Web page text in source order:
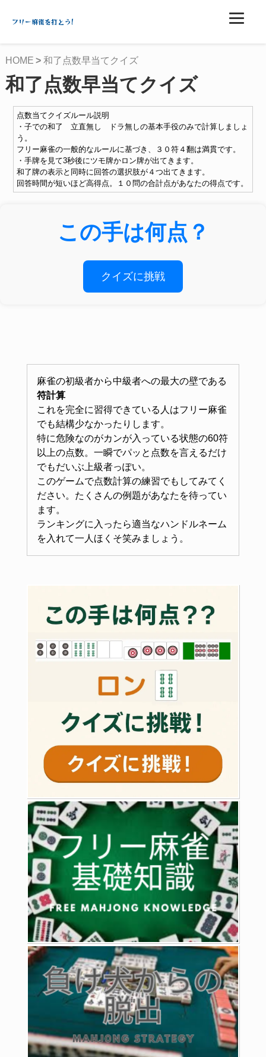
フリー麻雀を打とう!
HOME 和了点数早当てクイズ
和了点数早当てクイズ
点数当てクイズルール説明
・子での和了 立直無し ドラ無しの基本手役のみで計算しましょ
う。
フリー麻雀の一般的なルールに基づき、３０符４翻は満貫です。
・手牌を見て3秒後にツモ牌かロン牌が出てきます。
和了牌の表示と同時に回答の選択肢が４つ出てきます。
回答時間が短いほど高得点。１０問の合計点があなたの得点です。
この手は何点？
クイズに挑戦
麻雀の初級者から中級者への最大の壁である
符計算
これを完全に習得できている人はフリー麻雀
でも結構少なかったりします。
特に危険なのがカンが入っている状態の60符
以上の点数。一瞬でパッと点数を言えるだけ
でもだいぶ上級者っぽい。
このゲームで点数計算の練習でもしてみてく
ださい。たくさんの例題があなたを待ってい
ます。
ランキングに入ったら適当なハンドルネーム
を入れて一人ほくそ笑みましょう。